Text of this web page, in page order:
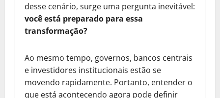
desse cenário, surge uma pergunta inevitável:
você está preparado para essa
transformação?
Ao mesmo tempo, governos, bancos centrais
e investidores institucionais estão se
movendo rapidamente. Portanto, entender o
que está acontecendo agora pode definir